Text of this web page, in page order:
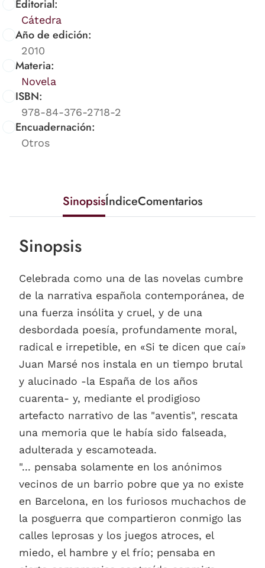
Editorial:
Cátedra
Año de edición:
2010
Materia:
Novela
ISBN:
978-84-376-2718-2
Encuadernación:
Otros
SinopsisÍndiceComentarios
Sinopsis
Celebrada como una de las novelas cumbre
de la narrativa española contemporánea, de
una fuerza insólita y cruel, y de una
desbordada poesía, profundamente moral,
radical e irrepetible, en «Si te dicen que caí»
Juan Marsé nos instala en un tiempo brutal
y alucinado -la España de los años
cuarenta- y, mediante el prodigioso
artefacto narrativo de las "aventis", rescata
una memoria que le había sido falseada,
adulterada y escamoteada.
"... pensaba solamente en los anónimos
vecinos de un barrio pobre que ya no existe
en Barcelona, en los furiosos muchachos de
la posguerra que compartieron conmigo las
calles leprosas y los juegos atroces, el
miedo, el hambre y el frío; pensaba en